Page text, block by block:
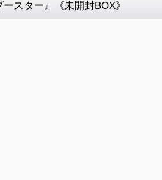
スター』《未開封BOX》